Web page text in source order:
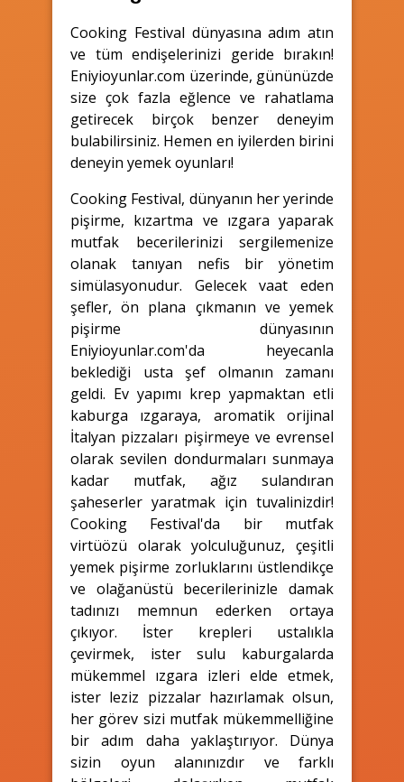
Cooking Festival dünyasına adım atın
ve tüm endişelerinizi geride bırakın!
Eniyioyunlar.com üzerinde, gününüzde
size çok fazla eğlence ve rahatlama
getirecek birçok benzer deneyim
bulabilirsiniz. Hemen en iyilerden birini
deneyin yemek oyunları!
Cooking Festival, dünyanın her yerinde
pişirme, kızartma ve ızgara yaparak
mutfak becerilerinizi sergilemenize
olanak tanıyan nefis bir yönetim
simülasyonudur. Gelecek vaat eden
şefler, ön plana çıkmanın ve yemek
pişirme dünyasının
Eniyioyunlar.com'da heyecanla
beklediği usta şef olmanın zamanı
geldi. Ev yapımı krep yapmaktan etli
kaburga ızgaraya, aromatik orijinal
İtalyan pizzaları pişirmeye ve evrensel
olarak sevilen dondurmaları sunmaya
kadar mutfak, ağız sulandıran
şaheserler yaratmak için tuvalinizdir!
Cooking Festival'da bir mutfak
virtüözü olarak yolculuğunuz, çeşitli
yemek pişirme zorluklarını üstlendikçe
ve olağanüstü becerilerinizle damak
tadınızı memnun ederken ortaya
çıkıyor. İster krepleri ustalıkla
çevirmek, ister sulu kaburgalarda
mükemmel ızgara izleri elde etmek,
ister leziz pizzalar hazırlamak olsun,
her görev sizi mutfak mükemmelliğine
bir adım daha yaklaştırıyor. Dünya
sizin oyun alanınızdır ve farklı